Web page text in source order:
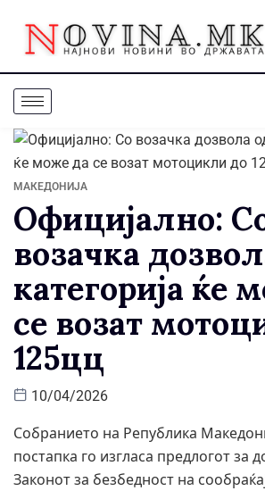
МАКЕДОНИЈА
Официјално:
возачка
категорија ќе
се возат
125цц
10/04/2026
Собранието на Република
постапка го изгласа предлогот за
Законот за безбедност на